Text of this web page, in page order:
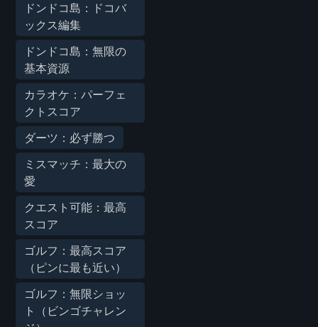
ドンドコ島：ドコバ
ックス編集
ドンドコ島：無限の
基本資源
カラオケ：パーフェ
クトスコア
ダーツ：必ず勝つ
ミスマッチ：最大の
愛
クエスト可能：最高
スコア
ゴルフ：最高スコア
（ピンに最も近い）
ゴルフ：無限ショッ
ト（ビンゴチャレン